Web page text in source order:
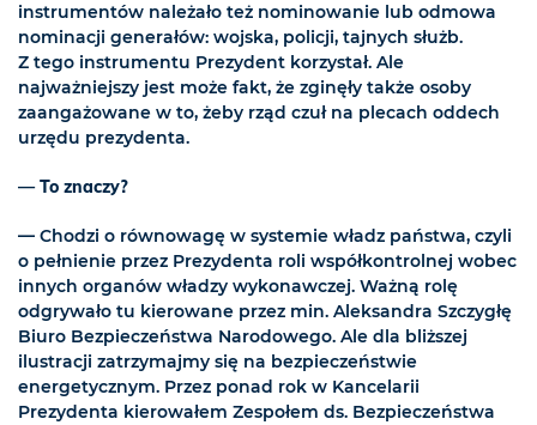
instrumentów należało też nominowanie lub odmowa
nominacji generałów: wojska, policji, tajnych służb.
Z tego instrumentu Prezydent korzystał. Ale
najważniejszy jest może fakt, że zginęły także osoby
zaangażowane w to, żeby rząd czuł na plecach oddech
urzędu prezydenta.
— To znaczy?
— Chodzi o równowagę w systemie władz państwa, czyli
o pełnienie przez Prezydenta roli współkontrolnej wobec
innych organów władzy wykonawczej. Ważną rolę
odgrywało tu kierowane przez min. Aleksandra Szczygłę
Biuro Bezpieczeństwa Narodowego. Ale dla bliższej
ilustracji zatrzymajmy się na bezpieczeństwie
energetycznym. Przez ponad rok w Kancelarii
Prezydenta kierowałem Zespołem ds. Bezpieczeństwa